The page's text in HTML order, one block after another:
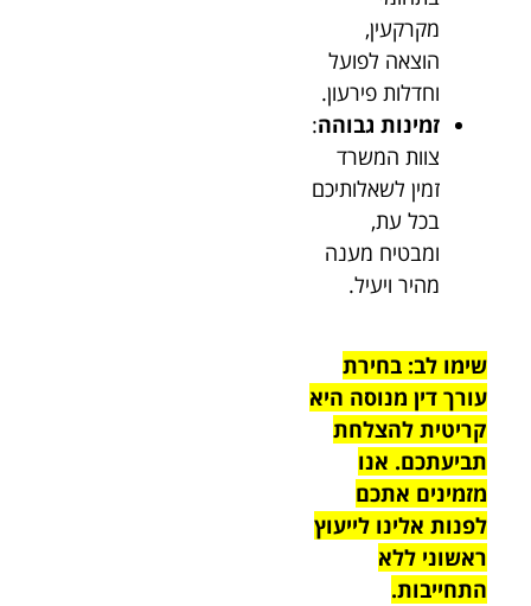
מקרקעין,
הוצאה לפועל
וחדלות פירעון.
זמינות גבוהה:
צוות המשרד
זמין לשאלותיכם
בכל עת,
ומבטיח מענה
מהיר ויעיל.
שימו לב: בחירת
עורך דין מנוסה היא
קריטית להצלחת
תביעתכם. אנו
מזמינים אתכם
לפנות אלינו לייעוץ
ראשוני ללא
התחייבות.